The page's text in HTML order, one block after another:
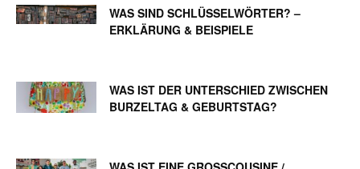
WAS SIND SCHLÜSSELWÖRTER? –
ERKLÄRUNG & BEISPIELE
WAS IST DER UNTERSCHIED ZWISCHEN
BURZELTAG & GEBURTSTAG?